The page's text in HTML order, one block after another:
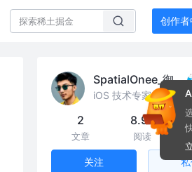
创作
SpatialOnee_御姐
iOS 技术专家 @美团
2
文章
8.9k
阅读
关注